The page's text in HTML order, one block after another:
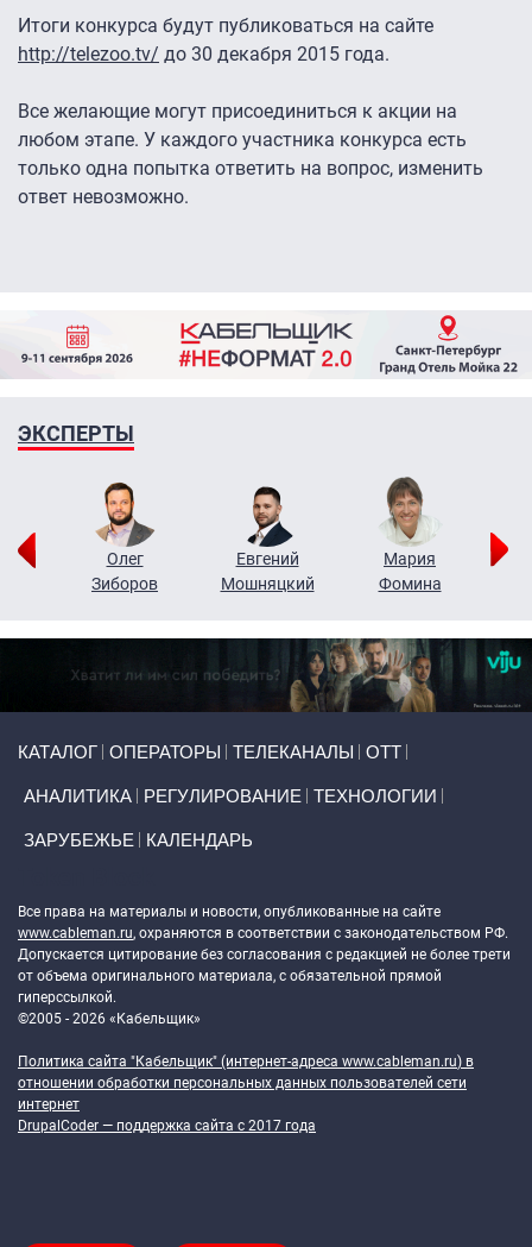
Итоги конкурса будут публиковаться на сайте
http://telezoo.tv/ до 30 декабря 2015 года.
Все желающие могут присоединиться к акции на
любом этапе. У каждого участника конкурса есть
только одна попытка ответить на вопрос, изменить
ответ невозможно.
ЭКСПЕРТЫ
Олег
Зиборов
Евгений
Мошняцкий
Мария
Фомина
КАТАЛОГ ОПЕРАТОРЫ ТЕЛЕКАНАЛЫ ОТТ
АНАЛИТИКА РЕГУЛИРОВАНИЕ ТЕХНОЛОГИИ
ЗАРУБЕЖЬЕ КАЛЕНДАРЬ
Все права на материалы и новости, опубликованные на сайте
www.cableman.ru, охраняются в соответствии с законодательством РФ.
Допускается цитирование без согласования с редакцией не более трети
от объема оригинального материала, с обязательной прямой
гиперссылкой.
©2005 - 2026 «Кабельщик»
Политика сайта "Кабельщик" (интернет-адреса www.cableman.ru) в
отношении обработки персональных данных пользователей сети
интернет
DrupalCoder — поддержка сайта c 2017 года